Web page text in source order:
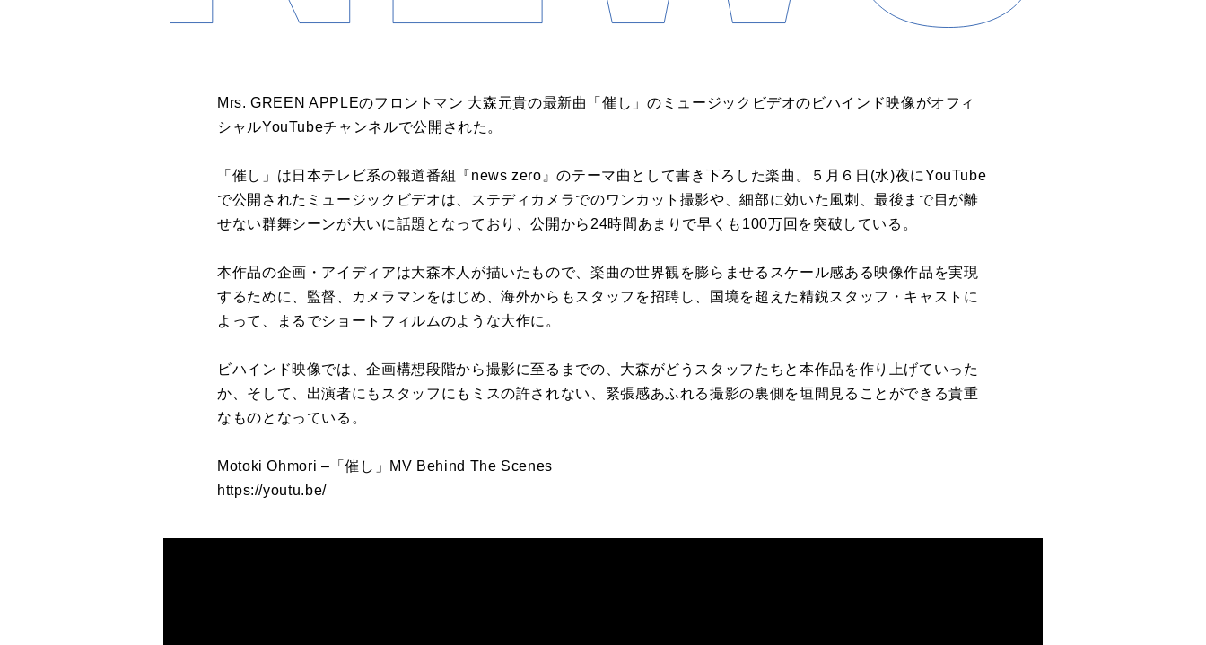
Mrs. GREEN APPLEのフロントマン 大森元貴の最新曲「催し」のミュージックビデオのビハインド映像がオフィ
シャルYouTubeチャンネルで公開された。
「催し」は日本テレビ系の報道番組『news zero』のテーマ曲として書き下ろした楽曲。５月６日(水)夜にYouTube
で公開されたミュージックビデオは、ステディカメラでのワンカット撮影や、細部に効いた風刺、最後まで目が離
せない群舞シーンが大いに話題となっており、公開から24時間あまりで早くも100万回を突破している。
本作品の企画・アイディアは大森本人が描いたもので、楽曲の世界観を膨らませるスケール感ある映像作品を実現
するために、監督、カメラマンをはじめ、海外からもスタッフを招聘し、国境を超えた精鋭スタッフ・キャストに
よって、まるでショートフィルムのような大作に。
ビハインド映像では、企画構想段階から撮影に至るまでの、大森がどうスタッフたちと本作品を作り上げていった
か、そして、出演者にもスタッフにもミスの許されない、緊張感あふれる撮影の裏側を垣間見ることができる貴重
なものとなっている。
Motoki Ohmori –「催し」MV Behind The Scenes
https://youtu.be/